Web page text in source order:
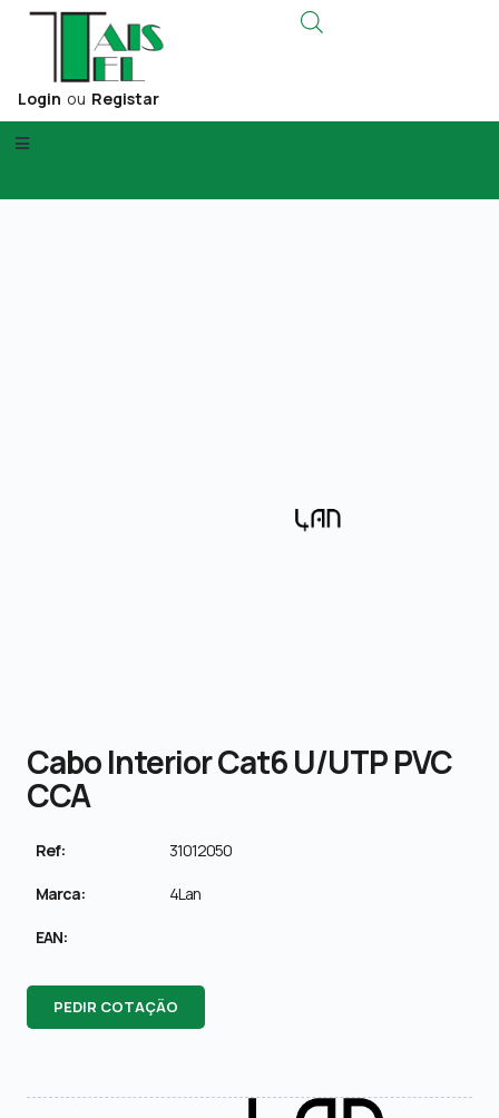
Login ou Registar
Cabo Interior Cat6 U/UTP PVC
CCA
Ref: 31012050
Marca: 4Lan
EAN:
PEDIR COTAÇÃO